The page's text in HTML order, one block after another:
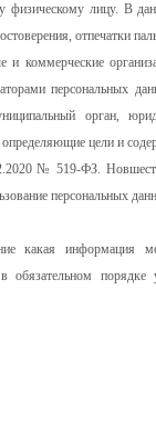
физическому лицу. В
отпечатки
и коммерческие
орган,
цели и
№ 519-ФЗ.
персональных
какая информация
обязательном